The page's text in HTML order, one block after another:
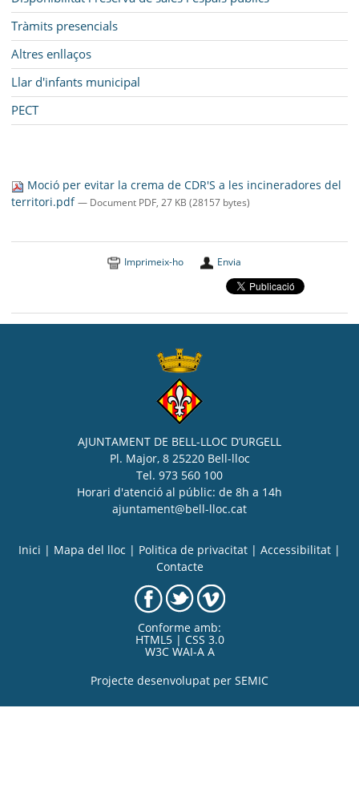
Tràmits presencials
Altres enllaços
Llar d'infants municipal
PECT
Moció per evitar la crema de CDR'S a les incineradores del
territori.pdf— Document PDF, 27 KB (28157 bytes)
Imprimeix-ho Envia
AJUNTAMENT DE BELL-LLOC D’URGELL
Pl. Major, 8 25220 Bell-lloc
Tel. 973 560 100
Horari d'atenció al públic: de 8h a 14h
ajuntament@bell-lloc.cat
Inici | Mapa del lloc | Politica de privacitat | Accessibilitat |
Contacte
Conforme amb:
HTML5 | CSS 3.0
W3C WAI-A A
Projecte desenvolupat per SEMIC